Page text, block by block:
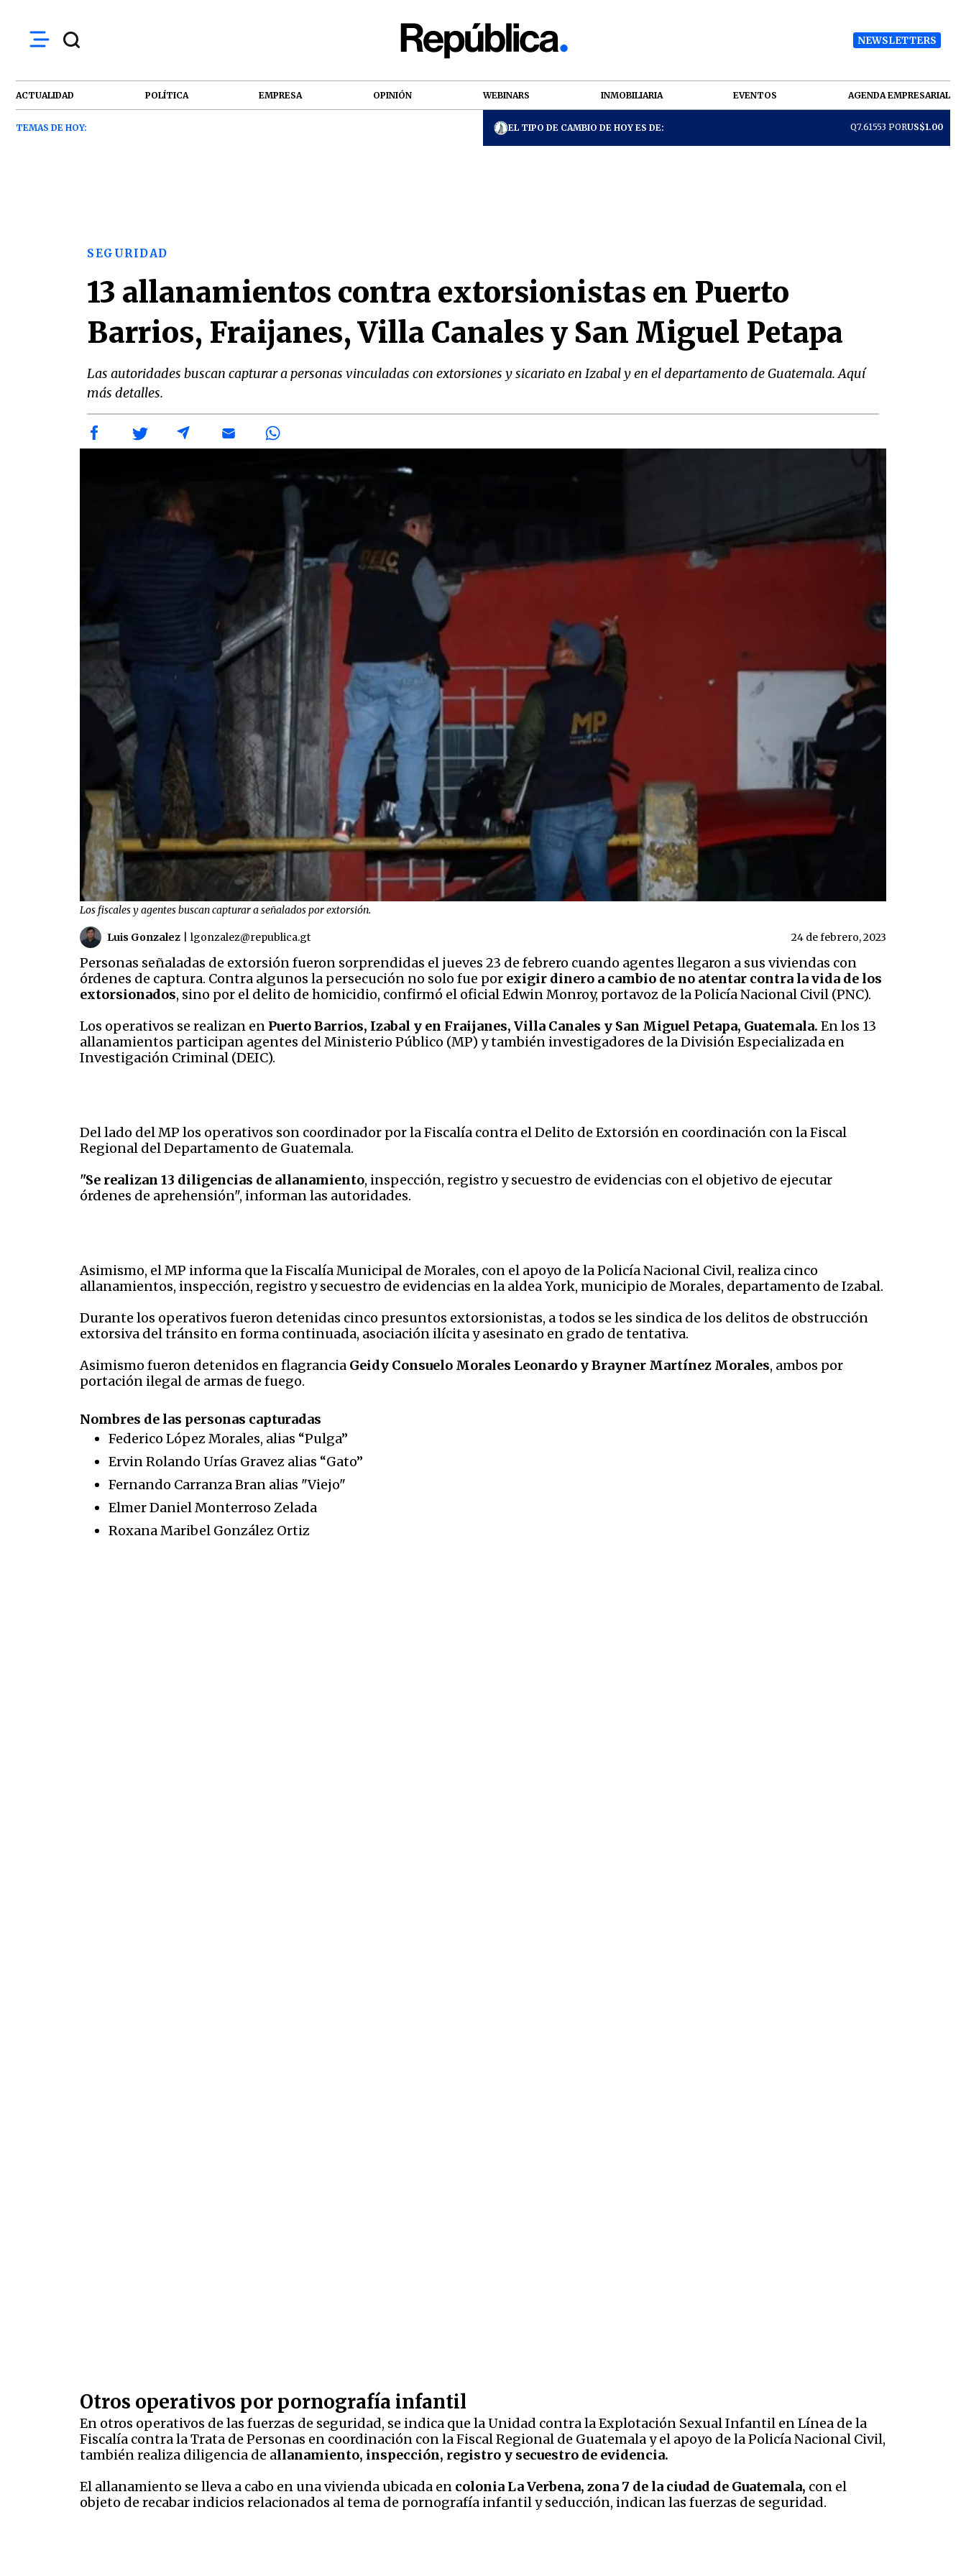
NEWSLETTERS
ACTUALIDAD POLÍTICA EMPRESA OPINIÓN WEBINARS INMOBILIARIA EVENTOS AGENDA EMPRESARIAL
TEMAS DE HOY: EL TIPO DE CAMBIO DE HOY ES DE: Q7.61553 PORUS$1.00
SEGURIDAD
13 allanamientos contra extorsionistas en Puerto
Barrios, Fraijanes, Villa Canales y San Miguel Petapa
Las autoridades buscan capturar a personas vinculadas con extorsiones y sicariato en Izabal y en el departamento de Guatemala. Aquí
más detalles.
Los fiscales y agentes buscan capturar a señalados por extorsión.
Luis Gonzalez lgonzalez@republica.gt 24 de febrero, 2023
Personas señaladas de extorsión fueron sorprendidas el jueves 23 de febrero cuando agentes llegaron a sus viviendas con
órdenes de captura. Contra algunos la persecución no solo fue por exigir dinero a cambio de no atentar contra la vida de los
extorsionados, sino por el delito de homicidio, confirmó el oficial Edwin Monroy, portavoz de la Policía Nacional Civil (PNC).
Los operativos se realizan en Puerto Barrios, Izabal y en Fraijanes, Villa Canales y San Miguel Petapa, Guatemala. En los 13
allanamientos participan agentes del Ministerio Público (MP) y también investigadores de laDivisión Especializada en
Investigación Criminal (DEIC).
Del lado del MP los operativos son coordinador por la Fiscalía contra el Delito de Extorsión en coordinación con la Fiscal
Regional del Departamento de Guatemala.
"Se realizan 13 diligencias de allanamiento, inspección, registro y secuestro de evidencias con el objetivo de ejecutar
órdenes de aprehensión", informan las autoridades.
Asimismo, el MP informa que la Fiscalía Municipal de Morales, con el apoyo de la Policía Nacional Civil, realiza cinco
allanamientos, inspección, registro y secuestro de evidencias en la aldea York, municipio de Morales, departamento de Izabal.
Durante los operativos fueron detenidas cinco presuntos extorsionistas, a todos se les sindica de los delitos de obstrucción
extorsiva del tránsito en forma continuada, asociación ilícita y asesinato en grado de tentativa.
Asimismo fueron detenidos en flagrancia Geidy Consuelo Morales Leonardo y Brayner Martínez Morales, ambos por
portación ilegal de armas de fuego.
Nombres de las personas capturadas
Federico López Morales, alias “Pulga”
Ervin Rolando Urías Gravez alias “Gato”
Fernando Carranza Bran alias "Viejo"
Elmer Daniel Monterroso Zelada
Roxana Maribel González Ortiz
Otros operativos por pornografía infantil
En otros operativos de las fuerzas de seguridad, se indica que la Unidad contra la Explotación Sexual Infantil en Línea de la
Fiscalía contra la Trata de Personas en coordinación con la Fiscal Regional de Guatemala y el apoyo de la Policía Nacional Civil,
también realiza diligencia de allanamiento, inspección, registro y secuestro de evidencia.
El allanamiento se lleva a cabo en una vivienda ubicada en colonia La Verbena, zona 7 de la ciudad de Guatemala, con el
objeto de recabar indicios relacionados al tema de pornografía infantil y seducción, indican las fuerzas de seguridad.